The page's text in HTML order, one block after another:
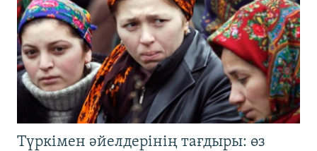
Түркімен әйелдерінің тағдыры: өз